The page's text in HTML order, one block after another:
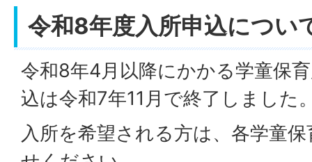
令和8年度入所申込につい
令和8年4月以降にかかる学童保
込は令和7年11月で終了しました
入所を希望される方は、各学童